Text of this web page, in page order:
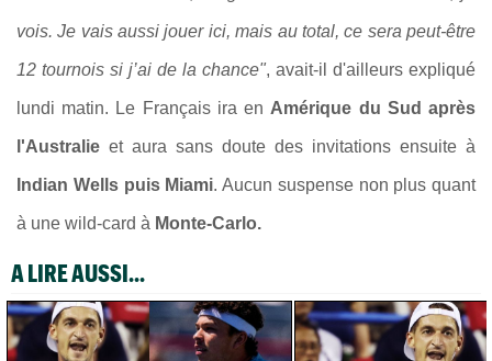
vois. Je vais aussi jouer ici, mais au total, ce sera peut-être
12 tournois si j’ai de la chance", avait-il d'ailleurs expliqué
lundi matin. Le Français ira en Amérique du Sud après
l'Australie et aura sans doute des invitations ensuite à
Indian Wells puis Miami. Aucun suspense non plus quant
à une wild-card à Monte-Carlo.
A LIRE AUSSI...